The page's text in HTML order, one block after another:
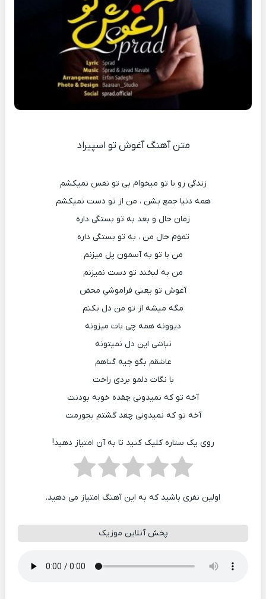
متن آهنگ آغوش تو اسپیراد
زندگی رو با تو میخوام بی تو نفس نمیکشم
همه دنیا جمع بشن ، من از تو دست نمیکشم
زمان حال و بعد به تو بستگی داره
تموم حال من ، به تو بستگی داره
من با تو به آسمون پل میزنم
من به لبخند تو دست نمیزنم
آغوش تو یعنی فراموشیِ محض
مگه میشه از تو من دل بکنم
دیوونه همه چی بات میزونه
نباشی این دل نمیتونه
عاشقم بگو چیه گناهم
با نگات دلمو بردی راحت
آخه تو که نمیدونی چقده خوبه بودنت
آخه تو که نمیدونی چقد گشتم بجورمت
روی یک ستاره کلیک کنید تا به آن امتیاز دهید!
اولین نفری باشید که به این آهنگ امتیاز می دهید.
پخش آنلاین موزیک